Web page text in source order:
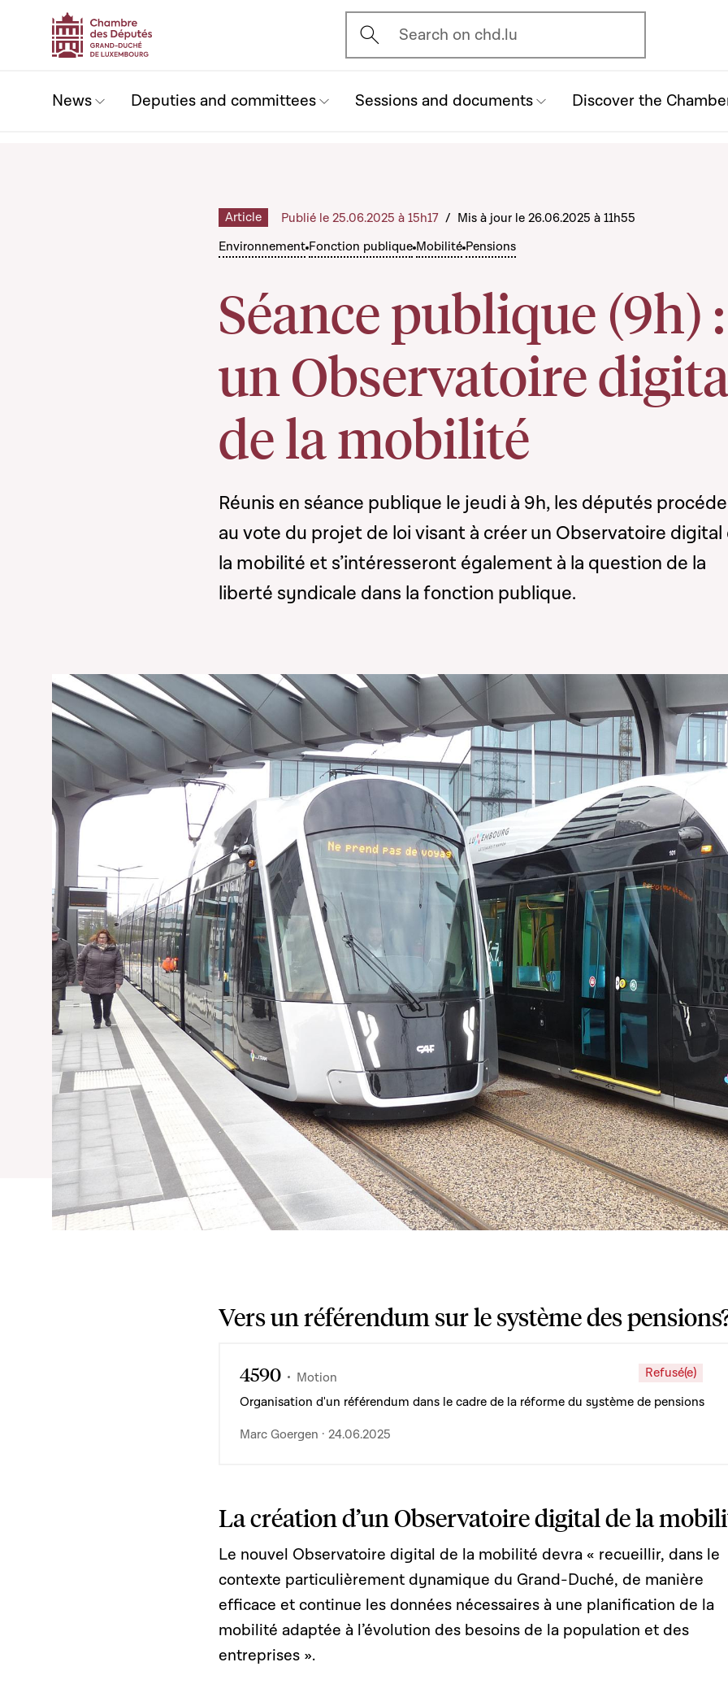
Ouvrir l'écran de recherche
Search on chd.lu
News Deputies and committees Sessions and documents Discover the
Environnement Fonction publique Mobilité Pensions
Séance publique (9h) :
un Observatoire
de la mobilité
Article Publié le 25.06.2025 à 15h17 / Mis à jour le 26.06.2025 à 11h55
Réunis en séance publique le jeudi à 9h, les députés
au vote du projet de loi visant à créer un Observatoire digital
la mobilité et s’intéresseront également à la question de la
liberté syndicale dans la fonction publique.
Vers un référendum sur le système des
4590 Motion
Refusé(e)
Organisation d'un référendum dans le cadre de la réforme du système de pensions
Marc Goergen · 24.06.2025
La création d’un Observatoire digital de la
Le nouvel Observatoire digital de la mobilité devra « recueillir, dans le
contexte particulièrement dynamique du Grand-Duché, de manière
efficace et continue les données nécessaires à une planification de la
mobilité adaptée à l’évolution des besoins de la population et des
entreprises ».